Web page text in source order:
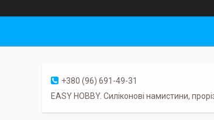
+380 (96) 691-49-31
EASY HOBBY. Силіконові намистини,